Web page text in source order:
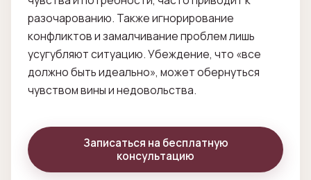
разочарованию. Также игнорирование
конфликтов и замалчивание проблем лишь
усугубляют ситуацию. Убеждение, что «все
должно быть идеально», может обернуться
чувством вины и недовольства.
Записаться на бесплатную
консультацию